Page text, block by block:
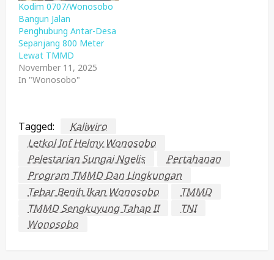
Kodim 0707/Wonosobo
Bangun Jalan
Penghubung Antar-Desa
Sepanjang 800 Meter
Lewat TMMD
November 11, 2025
In "Wonosobo"
Tagged:
Kaliwiro
Letkol Inf Helmy Wonosobo
Pelestarian Sungai Ngelis
Pertahanan
Program TMMD Dan Lingkungan
Tebar Benih Ikan Wonosobo
TMMD
TMMD Sengkuyung Tahap II
TNI
Wonosobo